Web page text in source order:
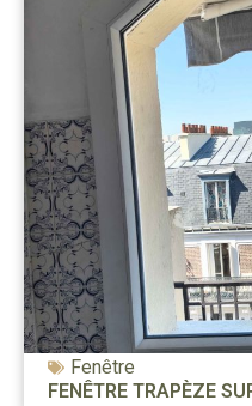
Fenêtre
FENÊTRE TRAPÈZE